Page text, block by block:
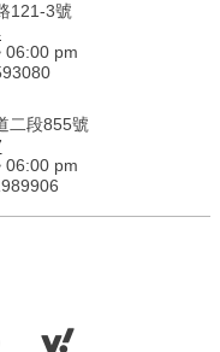
121-3號
06:00 pm
二段855號
06:00 pm